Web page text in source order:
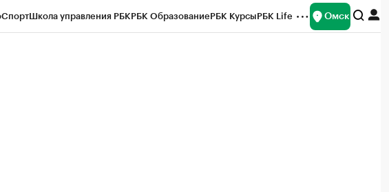
СпортШкола управления РБКРБК ОбразованиеРБК КурсыРБК Life Омск